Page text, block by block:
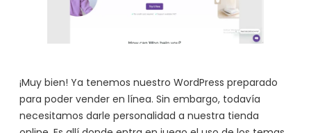
¡Muy bien! Ya tenemos nuestro WordPress preparado
para poder vender en línea. Sin embargo, todavía
necesitamos darle personalidad a nuestra tienda